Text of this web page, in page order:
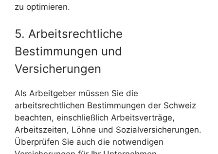
zu optimieren.
5. Arbeitsrechtliche
Bestimmungen und
Versicherungen
Als Arbeitgeber müssen Sie die
arbeitsrechtlichen Bestimmungen der Schweiz
beachten, einschließlich Arbeitsverträge,
Arbeitszeiten, Löhne und Sozialversicherungen.
Überprüfen Sie auch die notwendigen